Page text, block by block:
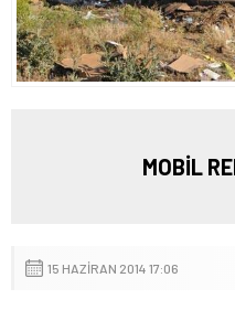
MOBİL
15 HAZIRAN 2014 17:06